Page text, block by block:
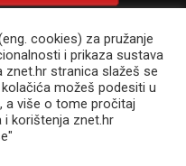
okreće moj život –
interesa i želja? Je
ili Boga zazivam samo
riječ samo kad mi
moj smjer, mijenja
u procesijama,
IMPRESSUM
cookies) za pružanje
i prikaza sustava
znet.hr stranica slažeš se
možeš podesiti u
a više o tome pročitaj
i korištenja znet.hr